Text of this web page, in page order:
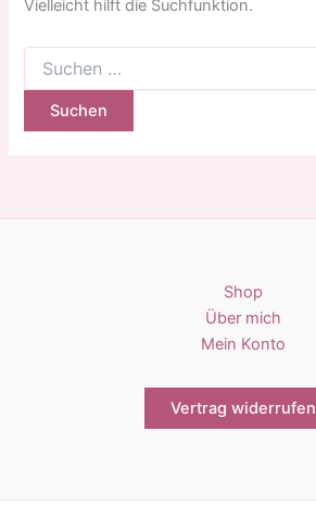
Vielleicht hilft die Suchfunktion.
nach:
Shop
Über mich
Mein Konto
Vertrag widerrufen